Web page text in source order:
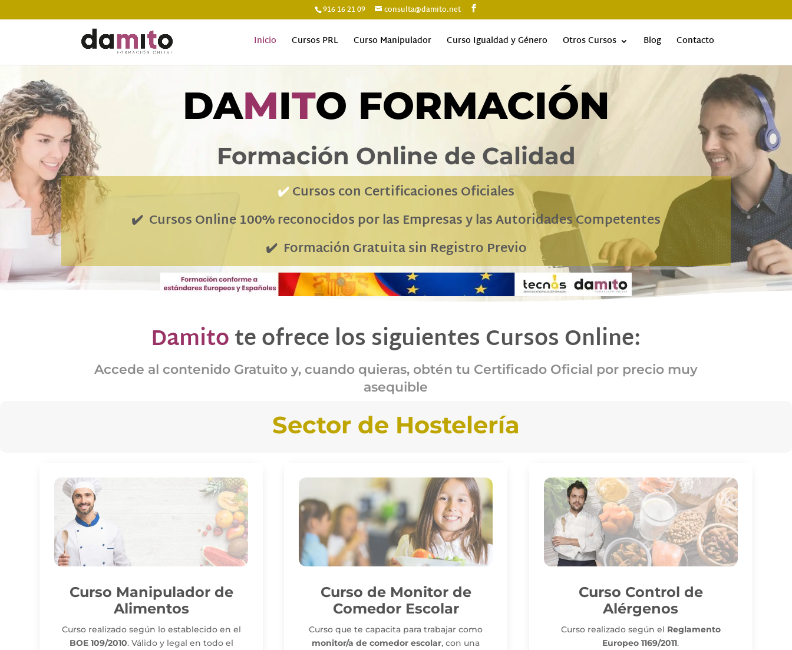
916 16 21 09 consulta@damito.net
Inicio Cursos PRL Curso Manipulador Curso Igualdad y Género Otros Cursos Blog Contacto
DAMITO FORMACIÓN
Formación Online de Calidad
✔️Cursos con Certificaciones Oficiales
✔️ Cursos Online 100% reconocidos por las Empresasy las Autoridades Competentes
✔️ Formación Gratuita sin Registro Previo
Damitote ofrece los siguientes Cursos Online:
Accede al contenido Gratuito y, cuando quieras, obtén tu Certificado Oficial por precio muy
asequible
Sector de Hostelería
Curso Manipulador de
Alimentos
Curso realizado según lo establecido en el
BOE 109/2010. Válido y legal en todo el
Curso de Monitor de
Comedor Escolar
Curso que te capacita para trabajar como
monitor/a de comedor escolar, con una
Curso Control de
Alérgenos
Curso realizado según el Reglamento
Europeo 1169/2011.